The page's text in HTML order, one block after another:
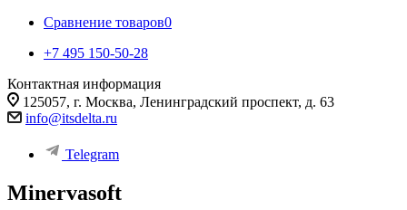
Сравнение товаров0
+7 495 150-50-28
Контактная информация
125057, г. Москва, Ленинградский проспект, д. 63
info@itsdelta.ru
Telegram
Minervasoft